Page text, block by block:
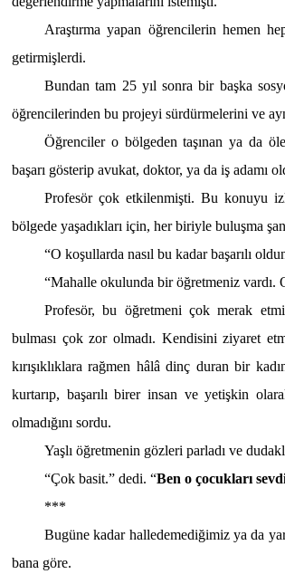
Araştırma yapan öğrencilerin hemen
getirmişlerdi.
Bundan tam 25 yıl sonra bir başka
öğrencilerinden bu projeyi sürdürmelerini ve
Öğrenciler o bölgeden taşınan ya da
başarı gösterip avukat, doktor, ya da iş adamı
Profesör çok etkilenmişti. Bu konuyu
bölgede yaşadıkları için, her biriyle buluşma
“O koşullarda nasıl bu kadar başarılı
“Mahalle okulunda bir öğretmeniz vardı.
Profesör, bu öğretmeni çok merak
bulması çok zor olmadı. Kendisini ziyaret
kırışıklıklara rağmen hâlâ dinç duran bir
kurtarıp, başarılı birer insan ve yetişkin
olmadığını sordu.
Yaşlı öğretmenin gözleri parladı ve
“Çok basit.” dedi. “Ben o çocukları
***
Bugüne kadar halledemediğimiz ya da
bana göre.